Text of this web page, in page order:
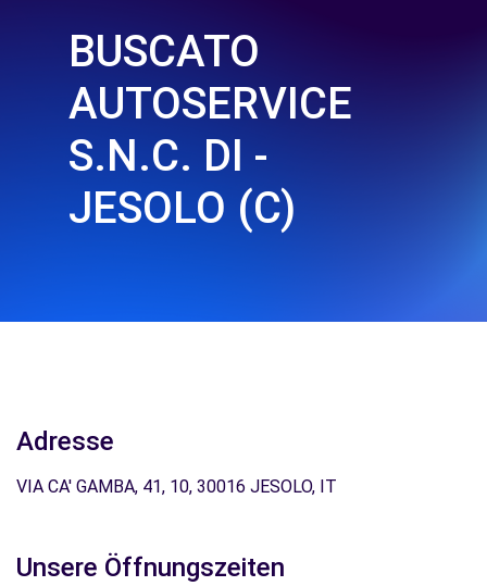
BUSCATO
AUTOSERVICE
S.N.C. DI -
JESOLO (C)
Adresse
VIA CA' GAMBA, 41, 10, 30016 JESOLO, IT
Unsere Öffnungszeiten